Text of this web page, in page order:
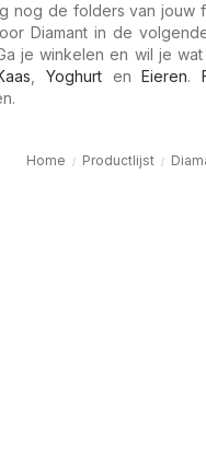
nog de folders van jouw
Diamant in de
je winkelen en wil je
YoghurtenEieren.
Home Productlijst